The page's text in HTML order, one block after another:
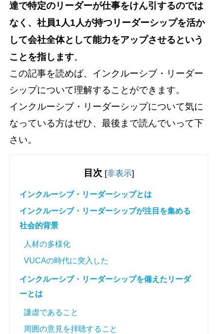
達で特定のリーダーが仕事をけん引するのでは
なく、社員1人1人が持つリーダーシップを活か
して会社全体として能力をアップさせるという
ことを指します。
この記事を読めば、インクルーシブ・リーダー
シップについて理解することができます。
インクルーシブ・リーダーシップについて気に
なっている方はぜひ、最後まで読んでいって下
さい。
目次 [非表示]
インクルーシブ・リーダーシップとは
インクルーシブ・リーダーシップが注目を集める
社会的背景
人材の多様化
VUCAの時代に突入した
インクルーシブ・リーダーシップを備えたリーダ
ーとは
謙虚であること
周囲の意見を拝聴すること